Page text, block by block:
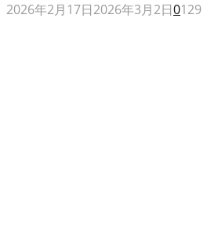
2026年2月17日2026年3月2日0129